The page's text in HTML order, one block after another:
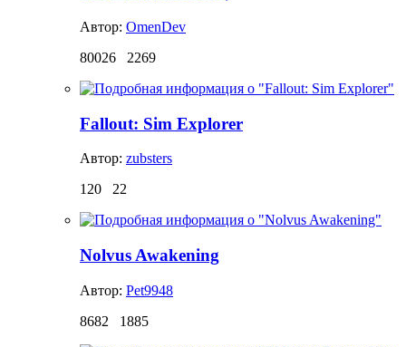
Автор: OmenDev
80026
2269
Fallout: Sim Explorer
Автор: zubsters
120
22
Nolvus Awakening
Автор: Pet9948
8682
1885